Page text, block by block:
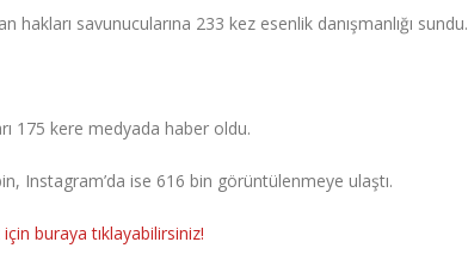
hakları savunucularına 233 kez esenlik danışmanlığı sundu.
175 kere medyada haber oldu.
Instagram’da ise 616 bin görüntülenmeye ulaştı.
buraya tıklayabilirsiniz!